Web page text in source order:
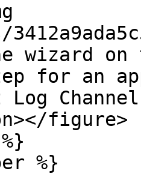
wizard on
for an
Log
figure>
%}